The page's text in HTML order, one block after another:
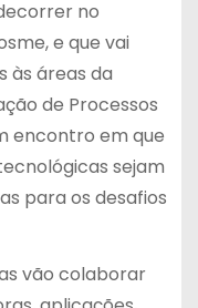
no
e que vai
às áreas da
de Processos
encontro em que
sejam
para os desafios
vão colaborar